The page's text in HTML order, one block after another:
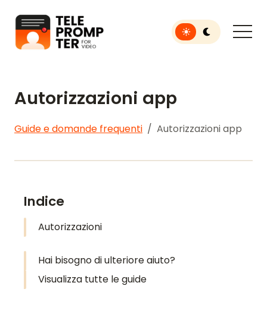
Teleprompter per video
Toggle light or dark
Autorizzazioni app
Guide e domande frequenti Autorizzazioni app
Indice
Autorizzazioni
Hai bisogno di ulteriore aiuto?
Visualizza tutte le guide